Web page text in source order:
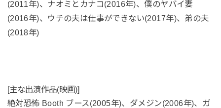
(2011年)、ナオミとカナコ(2016年)、僕のヤバイ妻
(2016年)、ウチの夫は仕事ができない(2017年)、弟の夫
(2018年)
[主な出演作品(映画)]
絶対恐怖 Booth ブース(2005年)、ダメジン(2006年)、ガ